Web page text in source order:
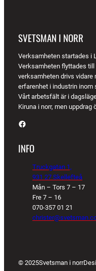
SVETSMAN I NORR
Verksamheten startades i
Verksamheten flyttades till
verksamheten drivs vidare
erfarenhet i industrin inom
Vårt arbetsfält är i
Kiruna i norr, men uppdrag
Facebook
INFO
Truckgatan 1,
931 27 Skellefteå
Mån – Tors 7 – 17
Fre 7 – 16
070-357 01 21
© 2025Svetsman i norr